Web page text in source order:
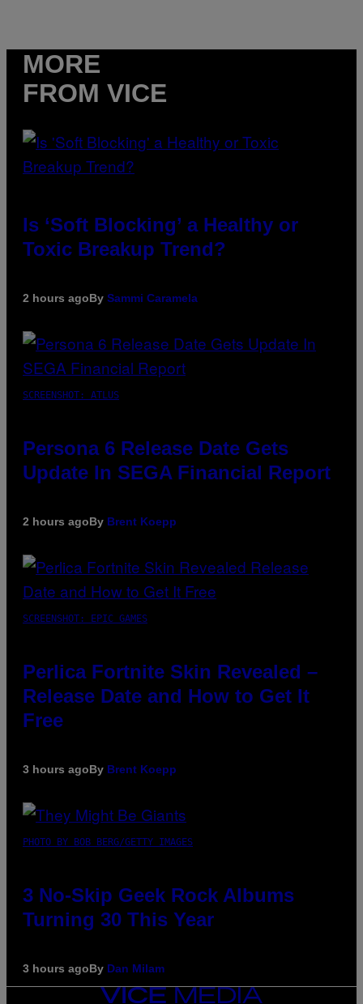
MORE
FROM VICE
Is ‘Soft Blocking’ a Healthy or
Toxic Breakup Trend?
2 hours agoBy Sammi Caramela
SCREENSHOT: ATLUS
Persona 6 Release Date Gets
Update In SEGA Financial Report
2 hours agoBy Brent Koepp
SCREENSHOT: EPIC GAMES
Perlica Fortnite Skin Revealed –
Release Date and How to Get It
Free
3 hours agoBy Brent Koepp
PHOTO BY BOB BERG/GETTY IMAGES
3 No-Skip Geek Rock Albums
Turning 30 This Year
3 hours agoBy Dan Milam
VICE